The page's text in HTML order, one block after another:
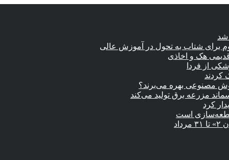
برای شتاب به تحول در آموزش عالی
قدیمی هک و اخاذی
از فردا
کردند
مصنوعی بهره می‌برند؟
مزرعه‌ برق تولید می‌کند
کرد
است